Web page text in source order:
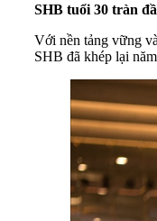
SHB tuổi 30 tràn
Với nền tảng vững
SHB đã khép lại